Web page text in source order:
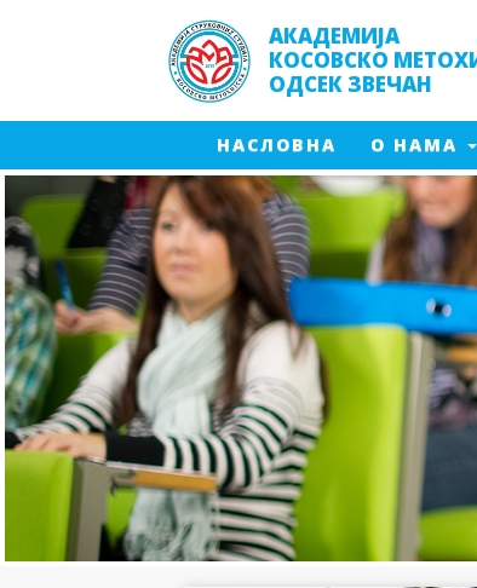
АКАДЕМИЈА
КОСОВСКО
ОДСЕК ЗВЕЧАН
(CURRENT)
НАСЛОВНА (CURRENT)
О НАМА
Менаџмент производње
Инжењерска информатика
Производно машинство - 2024
Енергетика- 2017
Енергетика -2024
Заштита од пожара - 2016
Заштита од пожара - 2023
Мултимедијалне технологије